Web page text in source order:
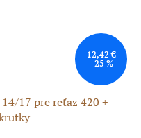
12,42 €
–25 %
17 pre reťaz 420 +